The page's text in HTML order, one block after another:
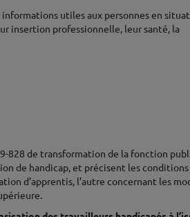
utiles aux personnes en
insertion professionnelle, leur santé, la
828 de transformation de la fonction
de handicap, et précisent les conditions
d’apprentis, l’autre concernant les